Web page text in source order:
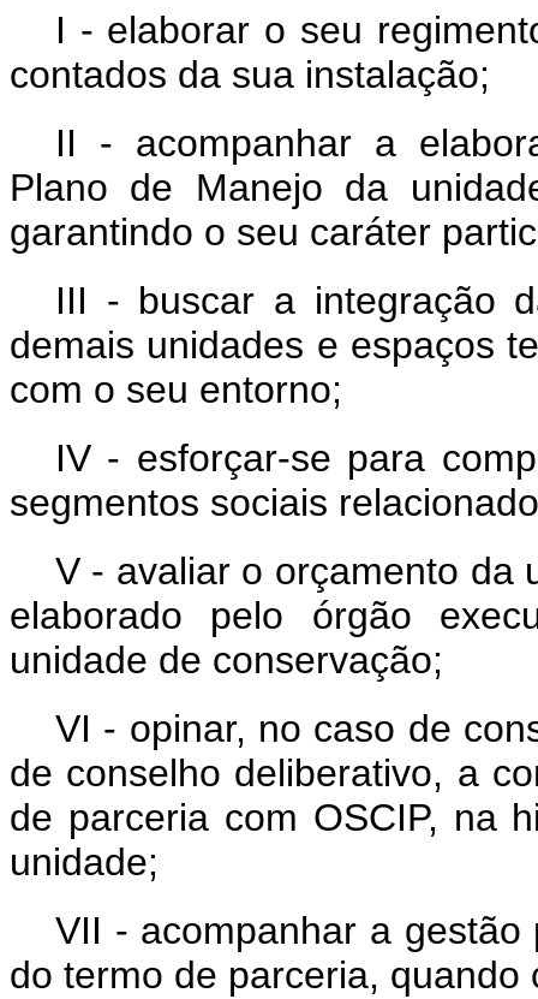
I - elaborar o seu
contados da sua instalação;
II - acompanhar a
Plano de Manejo da
garantindo o seu caráter
III - buscar a integração
demais unidades e espaços
com o seu entorno;
IV - esforçar-se para
segmentos sociais
V - avaliar o orçamento da
elaborado pelo órgão
unidade de conservação;
VI - opinar, no caso de
de conselho deliberativo, a
de parceria com OSCIP, na
unidade;
VII - acompanhar a
do termo de parceria,